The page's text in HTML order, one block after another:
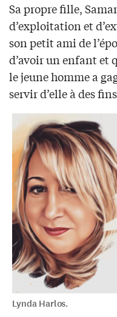
Sa propre fille,
d’exploitation et
son petit ami de
d’avoir un enfant et
le jeune homme a
servir d’elle à des fins
Lynda Harlos.